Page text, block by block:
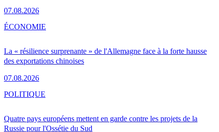
07.08.2026
La « résilience surprenante » de l'Allemagne face à la forte hausse
des exportations chinoises
07.08.2026
ÉCONOMIE
Quatre pays européens mettent en garde contre les projets de la
Russie pour l'Ossétie du Sud
POLITIQUE